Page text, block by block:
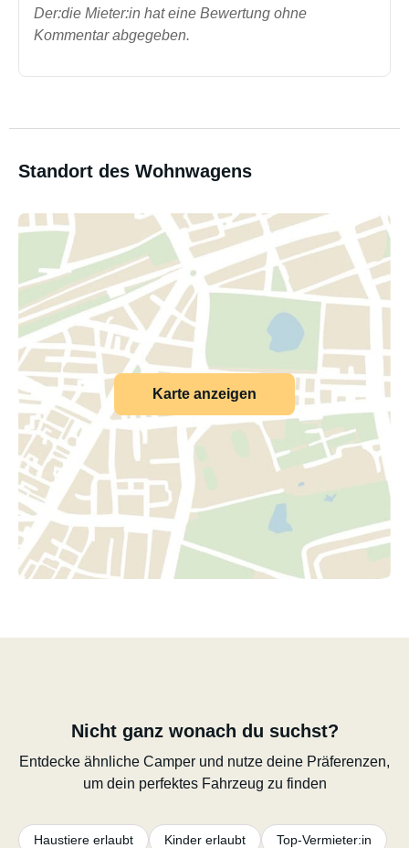
Der:die Mieter:in hat eine Bewertung ohne
Kommentar abgegeben.
Standort des Wohnwagens
Karte anzeigen
Nicht ganz wonach du suchst?
Entdecke ähnliche Camper und nutze deine Präferenzen,
um dein perfektes Fahrzeug zu finden
Haustiere erlaubt Kinder erlaubt Top-Vermieter:in